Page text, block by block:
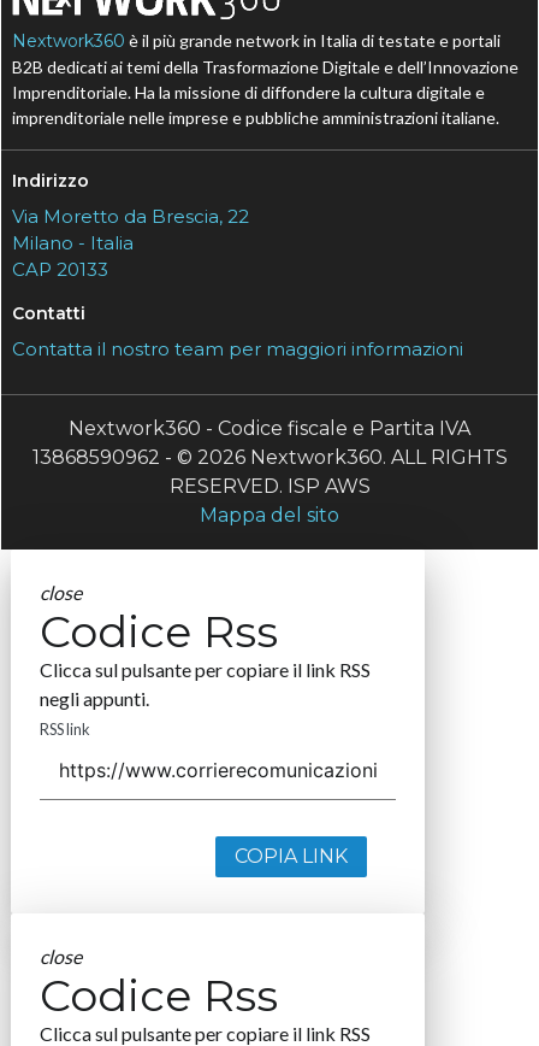
Nextwork360 è il più grande network in Italia di testate e portali
B2B dedicati ai temi della Trasformazione Digitale e dell’Innovazione
Imprenditoriale. Ha la missione di diffondere la cultura digitale e
imprenditoriale nelle imprese e pubbliche amministrazioni italiane.
Indirizzo
Via Moretto da Brescia, 22
Milano - Italia
CAP 20133
Contatti
Contatta il nostro team per maggiori informazioni
Nextwork360 - Codice fiscale e Partita IVA
13868590962 - © 2026 Nextwork360. ALL RIGHTS
RESERVED. ISP AWS
Mappa del sito
close
Codice Rss
Clicca sul pulsante per copiare il link RSS
negli appunti.
RSS link
COPIA LINK
close
Codice Rss
Clicca sul pulsante per copiare il link RSS